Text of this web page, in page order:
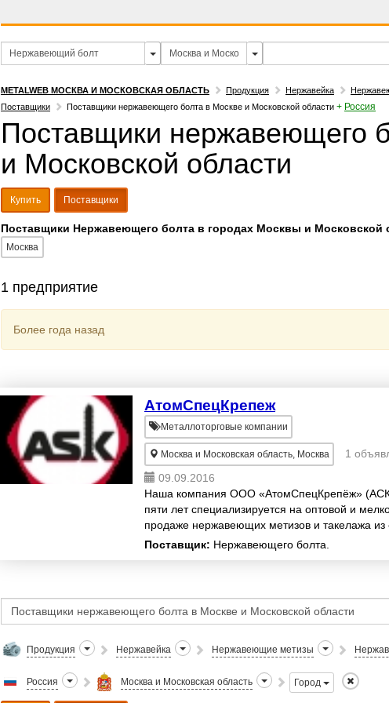
METALWEB МОСКВА И МОСКОВСКАЯ ОБЛАСТЬ Продукция Нержавейка
Поставщики
Поставщики нержавеющего болта в Москве и Московской области + Россия
Поставщики нержавеющего
и Московской области
Купить Поставщики
Поставщики Нержавеющего болта в городах Москвы и Московской
Москва
1 предприятие
Более года назад
АтомСпецКрепеж
Металлоторговые компании
Москва и Московская область, Москва
1
09.09.2016
Наша компания ООО «АтомСпецКрепёж»
пяти лет специализируется на оптовой и
продаже нержавеющих метизов и такелажа из
(AISI 304=12Х18Н9) и стали А4 (AISI
Поставщик: Нержавеющего болта.
Продукция Нержавейка Нержавеющие метизы
Россия Москва и Московская область Город